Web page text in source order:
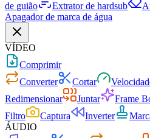
de guião
Extrator de hardsub
Apagador de marca de água
VÍDEO
Comprimir
Converter
Cortar
Redimensionar
Juntar Frame
Filtro
Captura Inverter
ÁUDIO